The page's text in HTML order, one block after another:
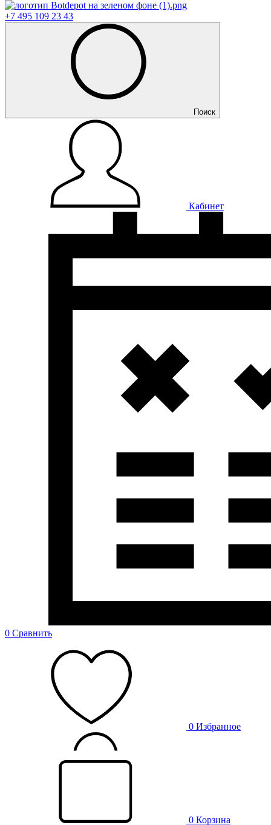
+7 495 109 23 43
Поиск
Кабинет
0 Сравнить
0 Избранное
0 Корзина